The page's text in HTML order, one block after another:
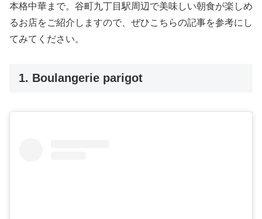
本格中華まで。谷町九丁目駅周辺で美味しい朝食が楽しめ
るお店をご紹介しますので、ぜひこちらの記事を参考にし
てみてください。
1. Boulangerie parigot